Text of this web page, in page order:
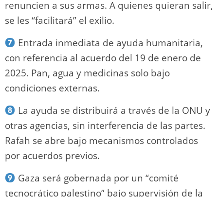
renuncien a sus armas. A quienes quieran salir,
se les “facilitará” el exilio.
Entrada inmediata de ayuda humanitaria,
con referencia al acuerdo del 19 de enero de
2025. Pan, agua y medicinas solo bajo
condiciones externas.
La ayuda se distribuirá a través de la ONU y
otras agencias, sin interferencia de las partes.
Rafah se abre bajo mecanismos controlados
por acuerdos previos.
Gaza será gobernada por un “comité
tecnocrático palestino” bajo supervisión de la